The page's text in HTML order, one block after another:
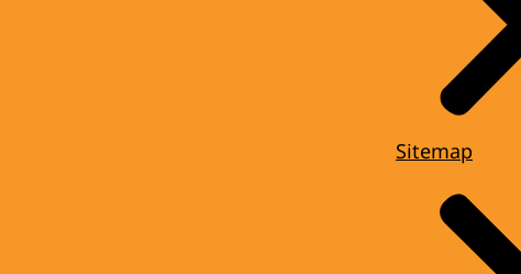
Sitemap